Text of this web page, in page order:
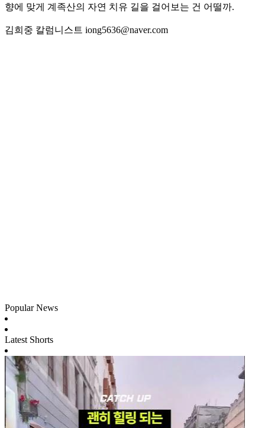
향에 맞게 계족산의 자연 치유 길을 걸어보는 건 어떨까.
김희중 칼럼니스트 iong5636@naver.com
Popular News
Latest Shorts